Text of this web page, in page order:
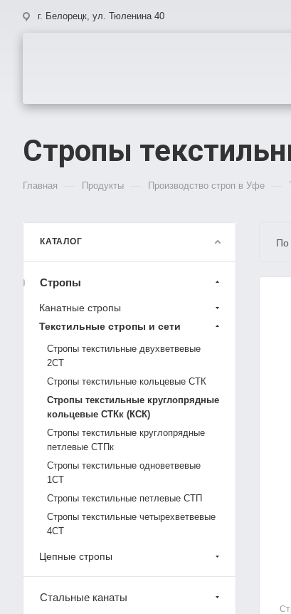
г. Белорецк, ул. Тюленина 40
Стропы
Главная Продукты Производство строп в Уфе
По
КАТАЛОГ
Стропы
Канатные стропы
Текстильные стропы и сети
Стропы текстильные двухветвевые
2СТ
Стропы текстильные кольцевые СТК
Стропы текстильные круглопрядные
кольцевые СТКк (КСК)
Стропы текстильные круглопрядные
петлевые СТПк
Стропы текстильные одноветвевые
1СТ
Стропы текстильные петлевые СТП
Стропы текстильные четырехветвевые
4СТ
Цепные стропы
Стальные канаты